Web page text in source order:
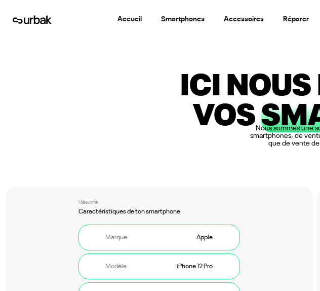
Accueil Smartphones Accessoires Réparer
ICI NOUS
VOSNous sommes une
smartphones, de
que de vente
Résumé
Caractéristiques de ton smartphone
Marque
Modèle